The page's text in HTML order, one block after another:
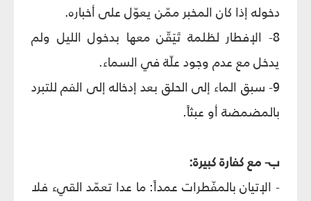
دخوله إذا كان المخبر ممّن يعوّل على أخباره.
8- الإفطار لظلمة تَيَقّن معها بدخول الليل ولم
يدخل مع عدم وجود علّة في السماء.
9- سبق الماء إلى الحلق بعد إدخاله إلى الفم للتبرد
بالمضمضة أو عبثاً.
ب- مع كفارة كبيرة:
- الإتيان بالمفّطرات عمداً: ما عدا تعمّد القيء فلا